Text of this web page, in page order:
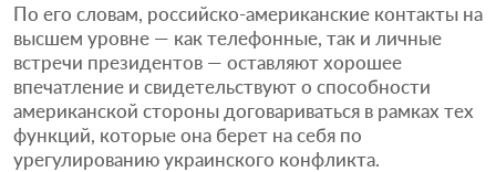
По его словам, российско-американские контакты на
высшем уровне — как телефонные, так и личные
встречи президентов — оставляют хорошее
впечатление и свидетельствуют о способности
американской стороны договариваться в рамках тех
функций, которые она берет на себя по
урегулированию украинского конфликта.